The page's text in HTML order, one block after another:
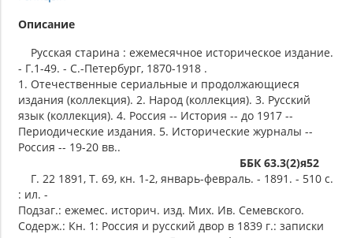
Описание
Русская старина : ежемесячное историческое издание.
- Г.1-49. - С.-Петербург, 1870-1918 .
1. Отечественные сериальные и продолжающиеся
издания (коллекция). 2. Народ (коллекция). 3. Русский
язык (коллекция). 4. Россия -- История -- до 1917 --
Периодические издания. 5. Исторические журналы --
Россия -- 19-20 вв..
ББК 63.3(2)я52
Г. 22 1891, Т. 69, кн. 1-2, январь-февраль. - 1891. - 510 с.
: ил. -
Подзаг.: ежемес. историч. изд. Мих. Ив. Семевского.
Содерж.: Кн. 1: Россия и русский двор в 1839 г.: записки